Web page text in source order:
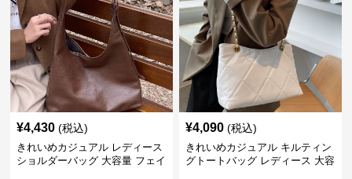
¥4,430 (税込)
きれいめカジュアル レディース
ショルダーバッグ 大容量 フェイ
¥4,090 (税込)
きれいめカジュアル キルティン
グトートバッグ レディース 大容